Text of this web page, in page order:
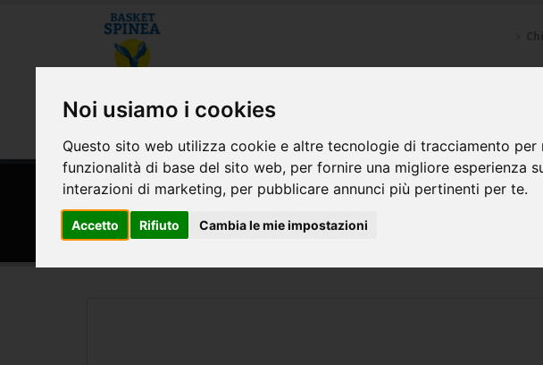
Noi usiamo i cookies
Questo sito web utilizza cookie e altre tecnologie di tracciamento
funzionalità di base del sito web, per fornire una migliore esperienza
interazioni di marketing, per pubblicare annunci più pertinenti per te.
Accetto Rifiuto Cambia le mie impostazioni
HOME SPONSOR
Ristorante Pizzeria Pulcinella Spinea (VE)